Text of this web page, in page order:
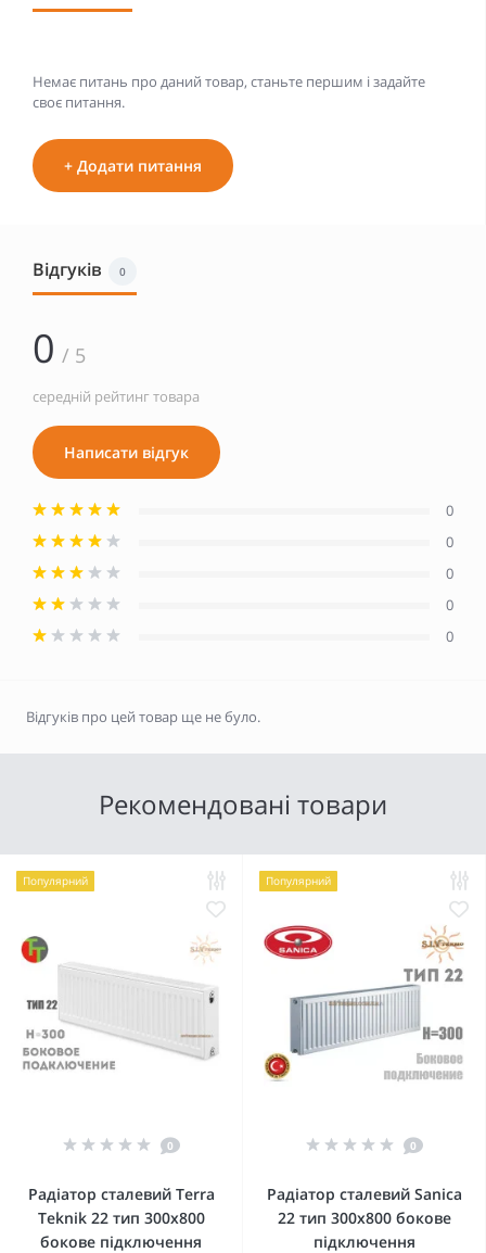
Немає питань про даний товар, станьте першим і задайте
своє питання.
+ Додати питання
Відгуків 0
0 / 5
середній рейтинг товара
Написати відгук
0
0
0
0
0
Відгуків про цей товар ще не було.
Рекомендовані товари
Популярний
0
Радіатор сталевий Terra
Teknik 22 тип 300x800
бокове підключення
Популярний
0
Радіатор сталевий Sanica
22 тип 300x800 бокове
підключення